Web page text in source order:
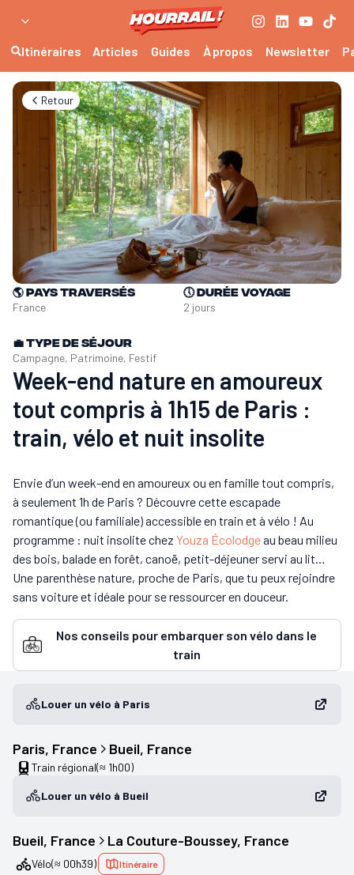
Itinéraires Articles Guides À propos Newsletter
Retour
🌎Pays traversés
France
🕔Durée voyage
2 jours
💼Type de séjour
Campagne, Patrimoine, Festif
Week-end nature en amoureux
tout compris à 1h15 de Paris :
train, vélo et nuit insolite
Envie d’un week-end en amoureux ou en famille tout compris,
à seulement 1h de Paris ? Découvre cette escapade
romantique (ou familiale) accessible en train et à vélo ! Au
programme : nuit insolite chez Youza Écolodgeau beau milieu
des bois, balade en forêt, canoë, petit-déjeuner servi au lit…
Une parenthèse nature, proche de Paris, que tu peux rejoindre
sans voiture et idéale pour se ressourcer en douceur.
Nos conseils pour embarquer son vélo dans le
train
Louer un vélo à Paris
Paris, France Bueil, France
Train régional(≈ 1h00)
Louer un vélo à Bueil
Bueil, France La Couture-Boussey, France
Vélo(≈ 00h39) Itinéraire